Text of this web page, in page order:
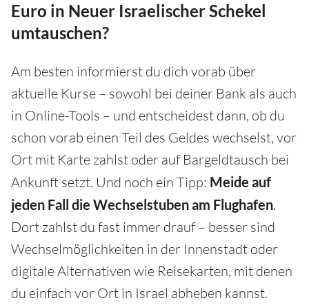
Euro in Neuer Israelischer Schekel
umtauschen?
Am besten informierst du dich vorab über
aktuelle Kurse – sowohl bei deiner Bank als auch
in Online-Tools – und entscheidest dann, ob du
schon vorab einen Teil des Geldes wechselst, vor
Ort mit Karte zahlst oder auf Bargeldtausch bei
Ankunft setzt. Und noch ein Tipp: Meide auf
jeden Fall die Wechselstuben am Flughafen.
Dort zahlst du fast immer drauf – besser sind
Wechselmöglichkeiten in der Innenstadt oder
digitale Alternativen wie Reisekarten, mit denen
du einfach vor Ort in Israel abheben kannst.